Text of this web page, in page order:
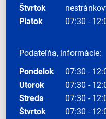
Štvrtok
Piatok
07:30 -
Podateľňa, informácie:
Pondelok
07:30 -
Utorok
07:30 -
Streda
07:30 -
Štvrtok
07:30 -